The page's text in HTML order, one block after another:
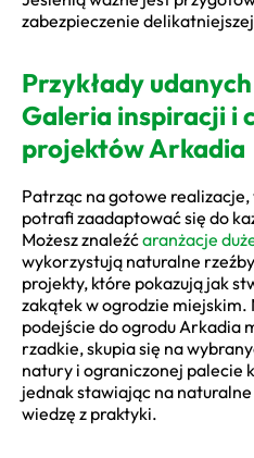
zabezpieczenie
Przykłady
Galeria inspiracji i
projektów Arkadia
Patrząc na gotowe
potrafi zaadaptować się do
Możesz znaleźćaranżacje
wykorzystują naturalne
projekty, które pokazują jak
zakątek w ogrodzie miejskim.
podejście do ogrodu Arkadia
rzadkie, skupia się na
natury i ograniczonej palecie
jednak stawiając na
wiedzę z praktyki.